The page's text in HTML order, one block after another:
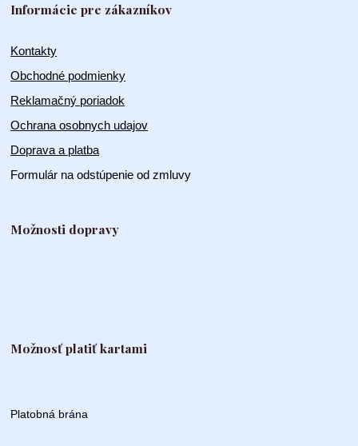
Informácie pre zákazníkov
Kontakty
Obchodné podmienky
Reklamačný poriadok
Ochrana osobnych udajov
Doprava a platba
Formulár na odstúpenie od zmluvy
Možnosti dopravy
Možnosť platiť kartami
Platobná brána